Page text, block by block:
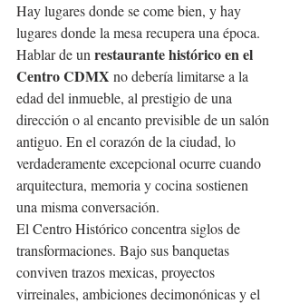
Hay lugares donde se come bien, y hay
lugares donde la mesa recupera una época.
Hablar de un restaurante histórico en el
Centro CDMX no debería limitarse a la
edad del inmueble, al prestigio de una
dirección o al encanto previsible de un salón
antiguo. En el corazón de la ciudad, lo
verdaderamente excepcional ocurre cuando
arquitectura, memoria y cocina sostienen
una misma conversación.
El Centro Histórico concentra siglos de
transformaciones. Bajo sus banquetas
conviven trazos mexicas, proyectos
virreinales, ambiciones decimonónicas y el